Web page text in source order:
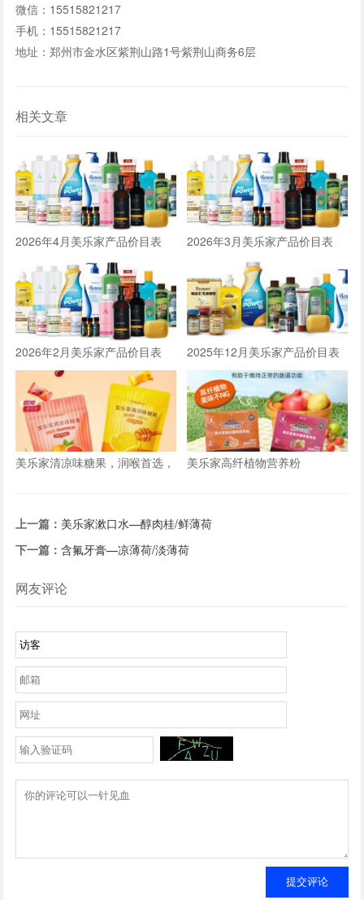
微信：15515821217
手机：15515821217
地址：郑州市金水区紫荆山路1号紫荆山商务6层
相关文章
2026年4月美乐家产品价目表 2026年3月美乐家产品价目表
2026年2月美乐家产品价目表 2025年12月美乐家产品价目表
美乐家清凉味糖果，润喉首选，
美乐家高纤植物营养粉
上一篇： 美乐家漱口水—醇肉桂/鲜薄荷
下一篇：含氟牙膏—凉薄荷/淡薄荷
网友评论
提交评论